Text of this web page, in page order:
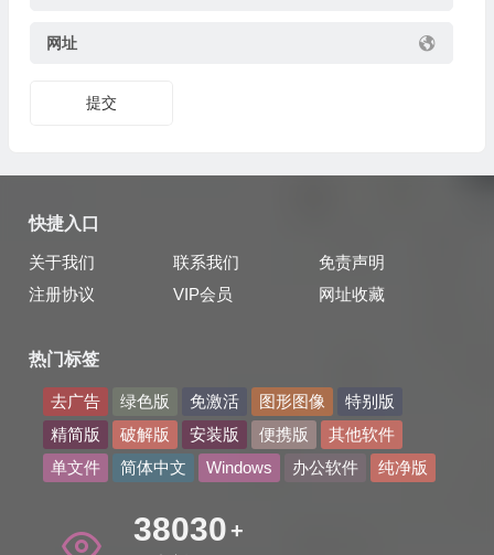
网址
提交
快捷入口
关于我们 联系我们
免责声明
注册协议
VIP会员 网址收藏
热门标签
去广告 绿色版 免激活 图形图像
特别版
精简版
破解版 安装版 便携版
其他软件
单文件
简体中文 Windows 办公软件 纯净版
48321 +